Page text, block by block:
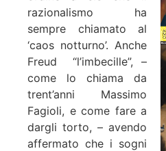
razionalismo ha
sempre chiamato al
‘caos notturno’. Anche
Freud “l’imbecille”, –
come lo chiama da
trent’anni Massimo
Fagioli, e come fare a
dargli torto, – avendo
affermato che i sogni